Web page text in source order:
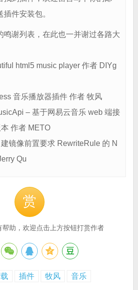
件安装包。
鸣谢列表，在此也一并谢过各路大
html5 music player 作者 DIYg
音乐播放器插件 作者 牧风
– 基于网易云音乐 web 端接
作者 METO
镜像前置要求 RewriteRule 的 N
Qu
赏
帮助，欢迎点击上方按钮打赏作者
插件 牧风 音乐